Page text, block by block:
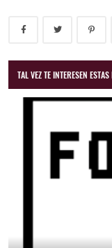
TAL VEZ TE INTERESEN